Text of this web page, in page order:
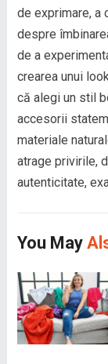
de exprimare, a
despre
de a
crearea unui
că alegi un stil
accesorii
materiale
atrage privirile,
autenticitate,
You May